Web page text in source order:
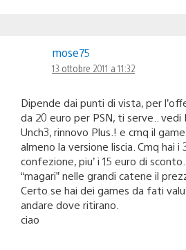
mose75
13 ottobre 2011 a 11:32
Dipende dai punti di vista, per
da 20 euro per PSN, ti serve.. vedi
Unch3, rinnovo Plus.! e cmq il
almeno la versione liscia. Cmq hai i
confezione, piu’ i 15 euro di
“magari” nelle grandi catene il
Certo se hai dei games da fati
andare dove ritirano.
ciao